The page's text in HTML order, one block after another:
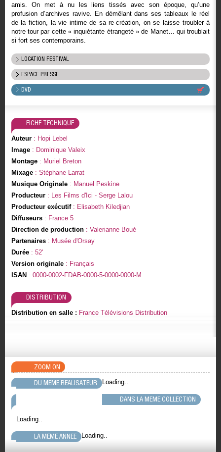
amis. On met à nu les liens tissés avec son époque, qu’une
profusion d’archives ravive. En démêlant dans ses tableaux le réel
de la fiction, la vie intime de sa re-création, on se laisse troubler à
notre tour par cette « inquiétante étrangeté » de Manet… qui troublait
si fort ses contemporains.
LOCATION FESTIVAL
ESPACE PRESSE
DVD
FICHE TECHNIQUE
Auteur: Hopi Lebel
Image: Dominique Valeix
Montage: Muriel Breton
Mixage: Stéphane Larrat
Musique Originale: Manuel Peskine
Producteur: Les Films d'Ici - Serge Lalou
Producteur exécutif: Elisabeth Kiledjian
Diffuseurs: France 5
Direction de production: Valerianne Boué
Partenaires: Musée d'Orsay
Durée: 52'
Version originale: Français
ISAN : 0000-0002-FDAB-0000-5-0000-0000-M
DISTRIBUTION
Distribution en salle : France Télévisions Distribution
ZOOM ON
DU MEME REALISATEUR
Loading..
DANS LA MEME COLLECTION
Loading..
LA MEME ANNEE Loading..